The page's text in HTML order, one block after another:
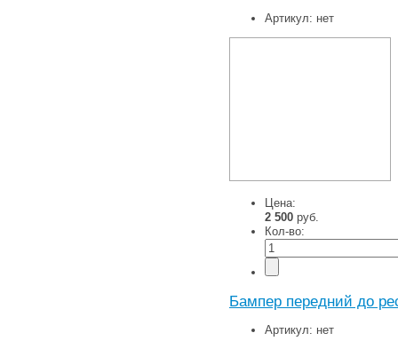
Артикул: нет
Цена:
2 500 руб.
Кол-во:
Бампер передний до
Артикул: нет